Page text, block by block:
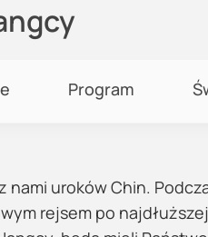
Program
nami uroków Chin.
rejsem po